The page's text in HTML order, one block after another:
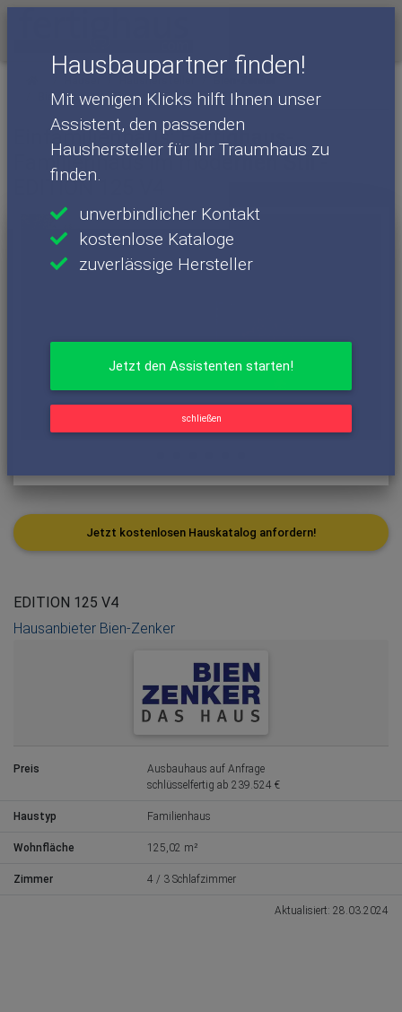
Hausbaupartner finden!
Mit wenigen Klicks hilft Ihnen unser
Assistent, den passenden
Haushersteller für Ihr Traumhaus zu
finden.
unverbindlicher Kontakt
kostenlose Kataloge
zuverlässige Hersteller
Jetzt den Assistenten starten!
schließen
Haushersteller
Bien-Zenker - Häuser
EDITION 125 V4
Einfamilienhaus: Fertighaus-
Familienhaus im modernen Stil -
EDITION 125 V4
EDITION 125 V4
Hausanbieter Bien-Zenker
Preis
Ausbauhaus auf Anfrage
schlüsselfertig ab 239.524 €
Haustyp Familienhaus
Wohnfläche 125,02 m²
Zimmer 4 / 3 Schlafzimmer
Aktualisiert: 28.03.2024
Jetzt kostenlosen Hauskatalog anfordern!